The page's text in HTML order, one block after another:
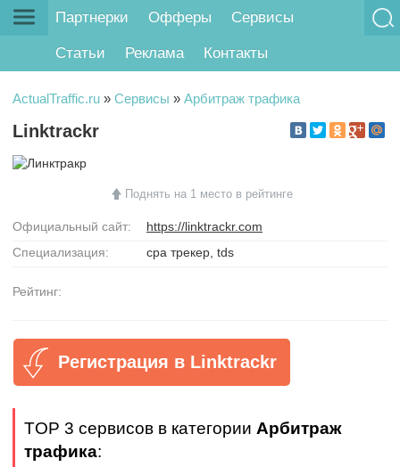
Партнерки Офферы Сервисы
Статьи Реклама Контакты
ActualTraffic.ru » Сервисы » Арбитраж трафика
Linktrackr
Поднять на 1 место в рейтинге
Официальный сайт:
https://linktrackr.com
Специализация:
cpa трекер tds
Рейтинг:
Регистрация в Linktrackr
TOP 3 сервисов в категории Арбитраж
трафика: